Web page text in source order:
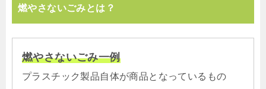
燃やさないごみとは？
燃やさないごみ一例
プラスチック製品自体が商品となっているもの